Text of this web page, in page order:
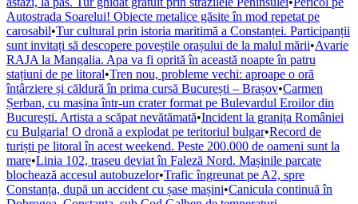
Autostrada Soarelui! Obiecte metalice găsite în mod repetat pe
carosabil•Tur cultural prin istoria maritimă a Constanței. Participanții
sunt invitați să descopere poveștile orașului de la malul mării•Avarie
RAJA la Mangalia. Apa va fi oprită în această noapte în patru
stațiuni de pe litoral•Tren nou, probleme vechi: aproape o oră
întârziere și căldură în prima cursă București – Brașov•Carmen
Șerban, cu mașina într-un crater format pe Bulevardul Eroilor din
București. Artista a scăpat nevătămată•Incident la granița României
cu Bulgaria! O dronă a explodat pe teritoriul bulgar•Record de
turiști pe litoral în acest weekend. Peste 200.000 de oameni sunt la
mare•Linia 102, traseu deviat în Faleză Nord. Mașinile parcate
blochează accesul autobuzelor•Trafic îngreunat pe A2, spre
Constanța, după un accident cu șase mașini•Canicula continuă în